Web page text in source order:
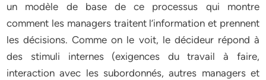
un modèle de base de ce processus qui montre
comment les managers traitent l’information et prennent
les décisions. Comme on le voit, le décideur répond à
des stimuli internes (exigences du travail à faire,
interaction avec les subordonnés, autres managers et